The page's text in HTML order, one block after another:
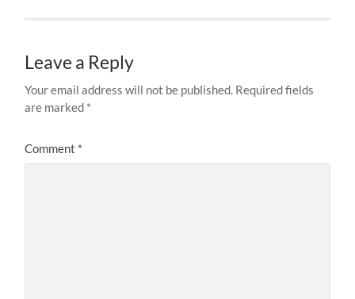
Leave a Reply
Your email address will not be published. Required fields
are marked *
Comment *